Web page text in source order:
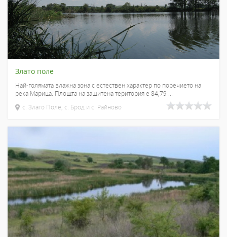
Злато поле
Най-голямата влажна зона с естествен характер по поречието на
река Марица. Площта на защитена територия е 84,79 ...
с. Злато Поле, с. Брод и с. Райново